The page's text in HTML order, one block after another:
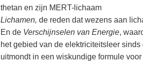
thetan en zijn MERT-lichaam
Lichamen, de reden dat wezens aan
En de Verschijnselen van Energie,
het gebied van de elektriciteitsleer
uitmondt in een wiskundige formule